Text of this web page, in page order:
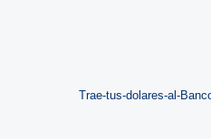
Trae-tus-dolares-al-